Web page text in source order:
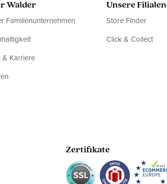
Walder
Familienunternehmen
Karriere
Unsere Filialen
Store Finder
Click & Collect
Zertifikate